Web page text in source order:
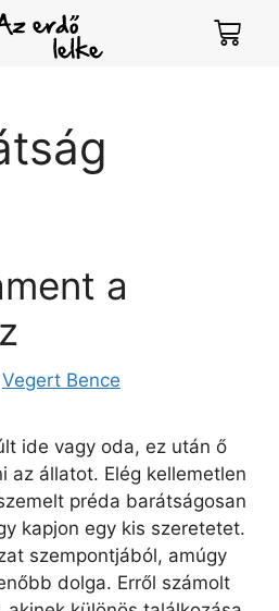
a
Vegert Bence
ide vagy oda, ez után ő
az állatot. Elég kellemetlen
préda barátságosan
kapjon egy kis szeretetet.
szempontjából, amúgy
dolga. Erről számolt